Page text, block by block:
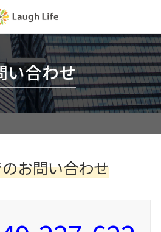
い合わせ
お問い合わせ